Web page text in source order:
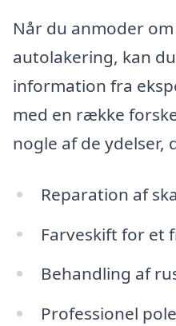
Når du anmoder
autolakering, kan
information fra
med en række
nogle af de ydelser,
Reparation af
Farveskift for et
Behandling af
Professionel